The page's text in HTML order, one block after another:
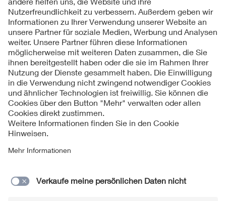
Kontakt
Impressum
Datenschutzinformationen
Cookie Hinweise
Compliance
Jahresarchiv